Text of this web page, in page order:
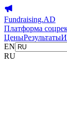
Fundraising.AD
Платформа
ЦеныРезультаты
EN
RU